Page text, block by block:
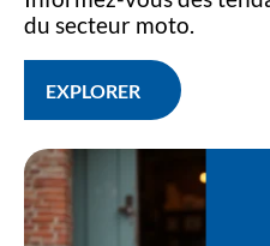
du secteur moto.
EXPLORER